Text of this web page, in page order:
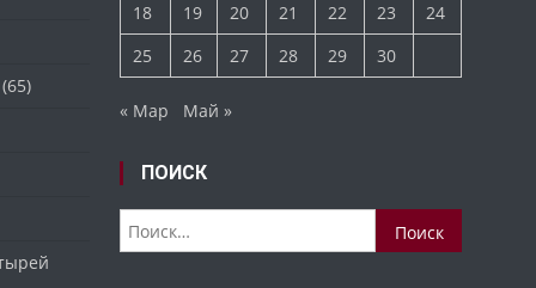
(65)
18
19 20 21 22 23
24
25
26 27 28 29 30
« Мар Май »
ПОИСК
Найти: